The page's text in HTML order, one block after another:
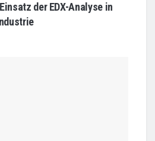
der EDX-Analyse in